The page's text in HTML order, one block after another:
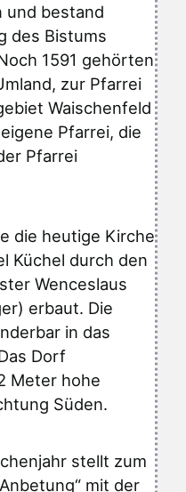
und bestand
des Bistums
1591 gehörten
zur Pfarrei
Waischenfeld
Pfarrei, die
Pfarrei
die heutige Kirche
Küchel durch den
Wenceslaus
erbaut. Die
in das
Dorf
Meter hohe
Süden.
stellt zum
mit der